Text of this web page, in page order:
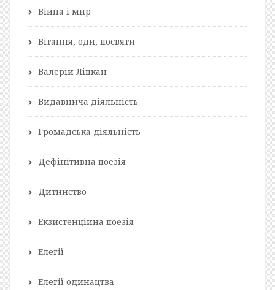
Війна і мир
Вітання, оди, посвяти
Валерій Ліпкан
Видавнича діяльність
Громадська діяльність
Дефінітивна поезія
Дитинство
Екзистенційна поезія
Елегії
Елегії одинацтва